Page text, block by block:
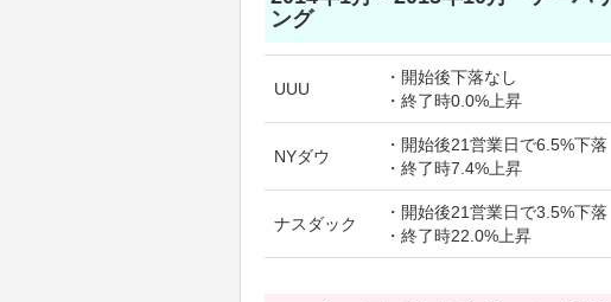
ング
UUU
・開始後下落なし
・終了時0.0%上昇
NYダウ
・開始後21営業日で6.5%下落
・終了時7.4%上昇
ナスダック
・開始後21営業日で3.5%下落
・終了時22.0%上昇